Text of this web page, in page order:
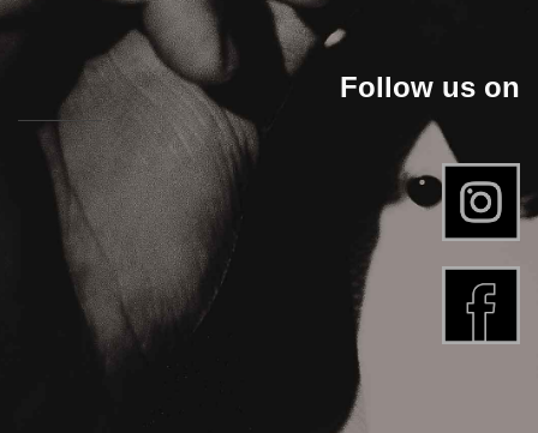
Follow us on